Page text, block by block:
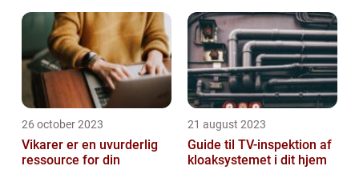
26 october 2023
Vikarer er en uvurderlig
ressource for din
21 august 2023
Guide til TV-inspektion af
kloaksystemet i dit hjem